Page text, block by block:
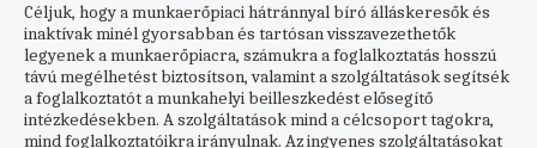
Céljuk, hogy a munkaerőpiaci hátránnyal bíró álláskeresők és
inaktívak minél gyorsabban és tartósan visszavezethetők
legyenek a munkaerőpiacra, számukra a foglalkoztatás hosszú
távú megélhetést biztosítson, valamint a szolgáltatások segítsék
a foglalkoztatót a munkahelyi beilleszkedést elősegítő
intézkedésekben. A szolgáltatások mind a célcsoport tagokra,
mind foglalkoztatóikra irányulnak. Az ingyenes szolgáltatásokat